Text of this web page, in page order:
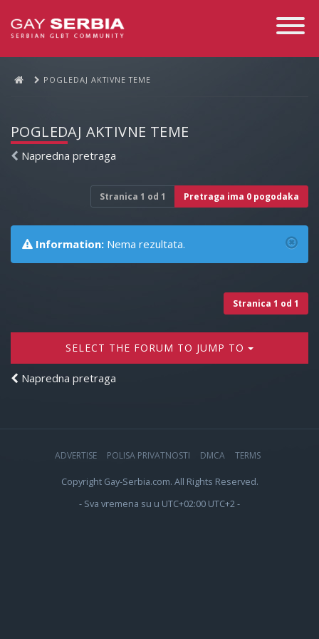
Toggle
POGLEDAJ AKTIVNE TEME
POGLEDAJ AKTIVNE TEME
Napredna pretraga
Stranica 1 od 1 Pretraga ima 0 pogodaka
Information: Nema rezultata.
Stranica 1 od 1
SELECT THE FORUM TO JUMP TO
Napredna pretraga
ADVERTISE POLISA PRIVATNOSTI DMCA TERMS
Copyright Gay-Serbia.com. All Rights Reserved.
- Sva vremena su u UTC+02:00 UTC+2 -